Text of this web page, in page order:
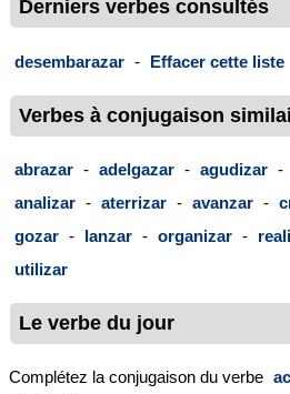
Derniers verbes consultés
desembarazar - Effacer cette liste
Verbes à conjugaison
abrazar - adelgazar - agudizar -
analizar - aterrizar - avanzar -
gozar - lanzar - organizar -
utilizar
Le verbe du jour
Complétez la conjugaison du verbe